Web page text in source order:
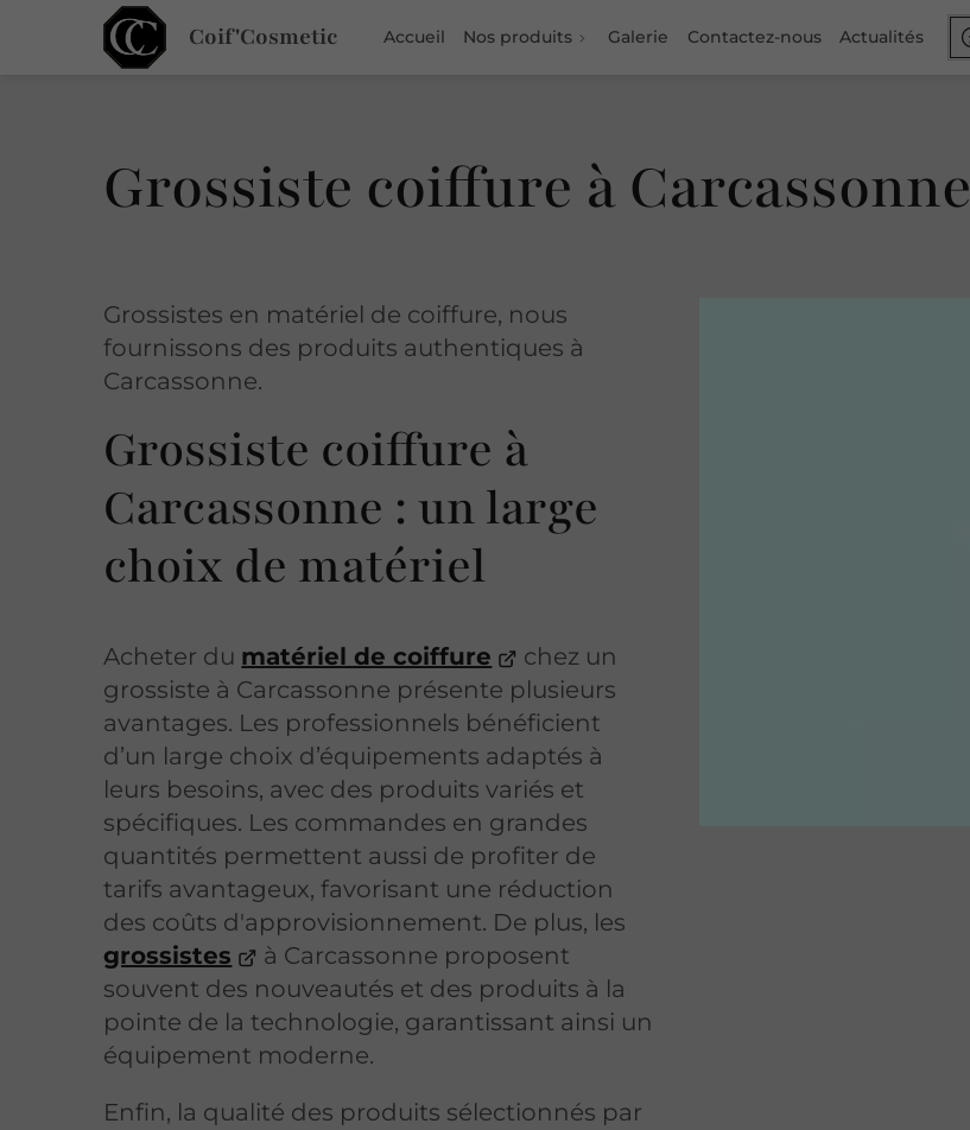
Coif'Cosmetic Accueil Nos produits Galerie Contactez-nous Actualités
Grossiste coiffure à Carcassonne
Grossistes en matériel de coiffure, nous
fournissons des produits authentiques à
Carcassonne.
Grossiste coiffure à
Carcassonne : un large
choix de matériel
Acheter du matériel de coiffure
chez un
grossiste à Carcassonne présente plusieurs
avantages. Les professionnels bénéficient
d’un large choix d’équipements adaptés à
leurs besoins, avec des produits variés et
spécifiques. Les commandes en grandes
quantités permettent aussi de profiter de
tarifs avantageux, favorisant une réduction
des coûts d'approvisionnement. De plus, les
grossistes
à Carcassonne proposent
souvent des nouveautés et des produits à la
pointe de la technologie, garantissant ainsi un
équipement moderne.
Enfin, la qualité des produits sélectionnés par